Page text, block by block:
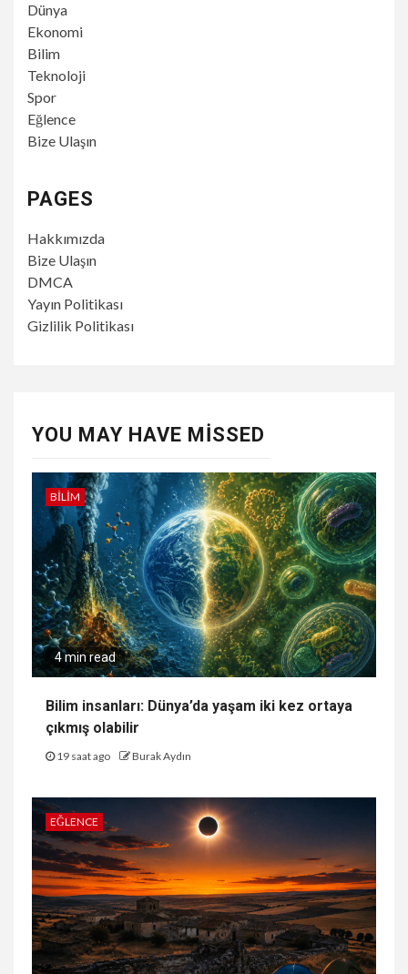
Dünya
Ekonomi
Bilim
Teknoloji
Spor
Eğlence
Bize Ulaşın
PAGES
Hakkımızda
Bize Ulaşın
DMCA
Yayın Politikası
Gizlilik Politikası
YOU MAY HAVE MISSED
BILIM
4 min read
Bilim insanları: Dünya’da yaşam iki kez ortaya
çıkmış olabilir
19 saat ago Burak Aydın
EĞLENCE